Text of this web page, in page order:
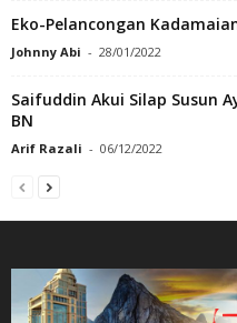
Eko-Pelancongan
Johnny Abi - 28/01/2022
Saifuddin Akui Silap Susun
BN
Arif Razali - 06/12/2022